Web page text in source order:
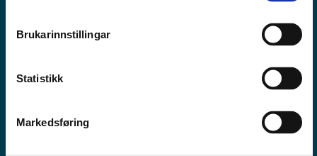
Brukarinnstillingar
Statistikk
Markedsføring